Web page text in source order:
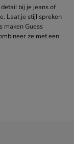
bij je jeans of
Laat je stijl spreken
maken Guess
ze met een